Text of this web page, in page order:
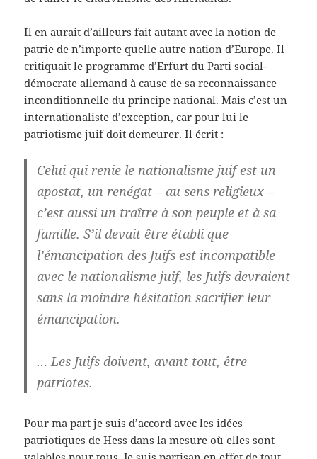
Il en aurait d’ailleurs fait autant avec la notion de
patrie de n’importe quelle autre nation d’Europe. Il
critiquait le programme d’Erfurt du Parti social-
démocrate allemand à cause de sa reconnaissance
inconditionnelle du principe national. Mais c’est un
internationaliste d’exception, car pour lui le
patriotisme juif doit demeurer. Il écrit :
Celui qui renie le nationalisme juif est un
apostat, un renégat – au sens religieux –
c’est aussi un traître à son peuple et à sa
famille. S’il devait être établi que
l’émancipation des Juifs est incompatible
avec le nationalisme juif, les Juifs devraient
sans la moindre hésitation sacrifier leur
émancipation.
… Les Juifs doivent, avant tout, être
patriotes.
Pour ma part je suis d’accord avec les idées
patriotiques de Hess dans la mesure où elles sont